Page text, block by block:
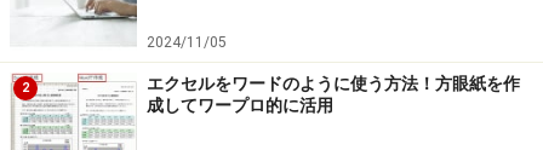
2024/11/05
2
エクセルをワードのように使う方法！方眼紙を作
成してワープロ的に活用